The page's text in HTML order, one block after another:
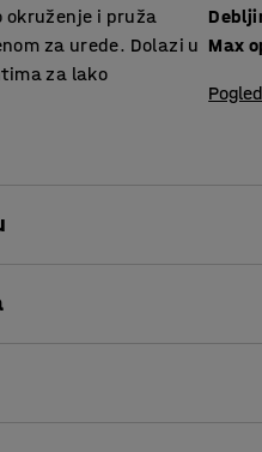
i pruža
za urede. Dolazi u
za lako
Max
privatnih, tiših radnih
policama (prodaju